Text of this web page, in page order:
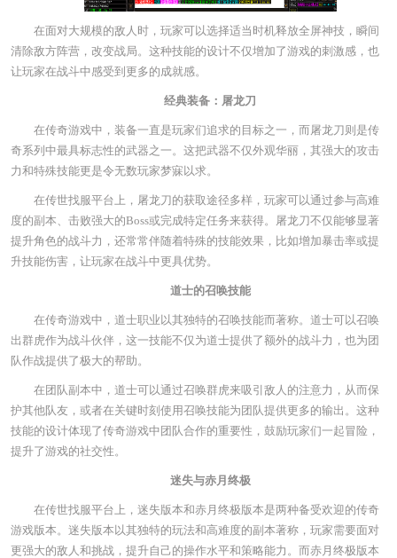
在面对大规模的敌人时，玩家可以选择适当时机释放全屏神技，瞬间
清除敌方阵营，改变战局。这种技能的设计不仅增加了游戏的刺激感，也
让玩家在战斗中感受到更多的成就感。
经典装备：屠龙刀
在传奇游戏中，装备一直是玩家们追求的目标之一，而屠龙刀则是传
奇系列中最具标志性的武器之一。这把武器不仅外观华丽，其强大的攻击
力和特殊技能更是令无数玩家梦寐以求。
在传世找服平台上，屠龙刀的获取途径多样，玩家可以通过参与高难
度的副本、击败强大的Boss或完成特定任务来获得。屠龙刀不仅能够显著
提升角色的战斗力，还常常伴随着特殊的技能效果，比如增加暴击率或提
升技能伤害，让玩家在战斗中更具优势。
道士的召唤技能
在传奇游戏中，道士职业以其独特的召唤技能而著称。道士可以召唤
出群虎作为战斗伙伴，这一技能不仅为道士提供了额外的战斗力，也为团
队作战提供了极大的帮助。
在团队副本中，道士可以通过召唤群虎来吸引敌人的注意力，从而保
护其他队友，或者在关键时刻使用召唤技能为团队提供更多的输出。这种
技能的设计体现了传奇游戏中团队合作的重要性，鼓励玩家们一起冒险，
提升了游戏的社交性。
迷失与赤月终极
在传世找服平台上，迷失版本和赤月终极版本是两种备受欢迎的传奇
游戏版本。迷失版本以其独特的玩法和高难度的副本著称，玩家需要面对
更强大的敌人和挑战，提升自己的操作水平和策略能力。而赤月终极版本